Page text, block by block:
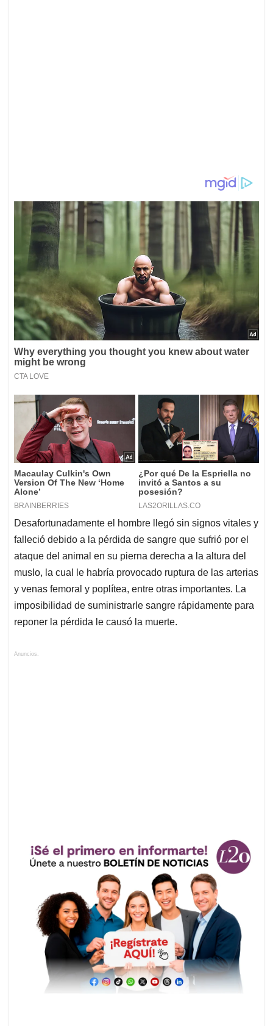
Desafortunadamente el hombre llegó sin signos vitales y
falleció debido a la pérdida de sangre que sufrió por el
ataque del animal en su pierna derecha a la altura del
muslo, la cual le habría provocado ruptura de las arterias
y venas femoral y poplítea, entre otras importantes. La
imposibilidad de suministrarle sangre rápidamente para
reponer la pérdida le causó la muerte.
Anuncios.